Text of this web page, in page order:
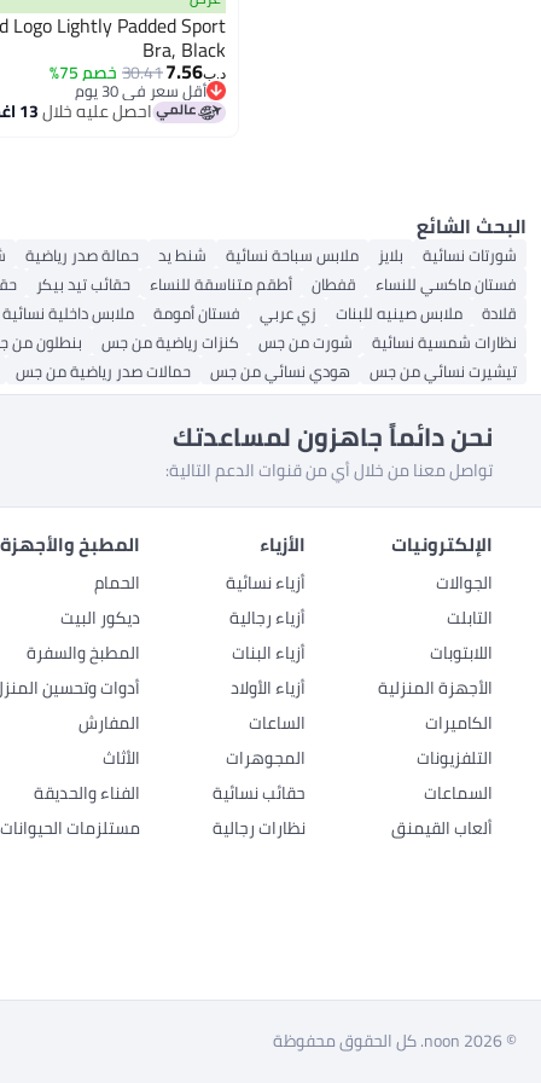
Logo Lightly Padded Sport
Bra, Black
د.ب‏7.56
30.41خصم 75%
أقل سعر في 30 يوم
أقل سعر في 30 يوماحصل عليه خلال13 اغسطس
البحث الشائع
شورتات نسائية بلايز ملابس سباحة نسائية شنط يد حمالة صدر رياضية
فستان ماكسي للنساء
قفطان أطقم متناسقة للنساء حقائب تيد بيكر
قلادة
ملابس صينيه للبنات زي عربي فستان أمومة
ملابس داخلية نسائية
نظارات شمسية نسائية
شورت من جس كنزات رياضية من جس
بنطلون
تيشيرت نسائي من جس
هودي نسائي من جس حمالات صدر رياضية من جس
نحن دائماً جاهزون لمساعدتك
تواصل معنا من خلال أي من قنوات الدعم التالية:
الإلكترونيات
الجوالات
التابلت
اللابتوبات
الأجهزة المنزلية
الكاميرات
التلفزيونات
السماعات
ألعاب القيمنق
الأزياء
أزياء نسائية
أزياء رجالية
أزياء البنات
أزياء الأولاد
الساعات
المجوهرات
حقائب نسائية
نظارات رجالية
المطبخ
الحمام
ديكور البيت
المطبخ والسفرة
أدوات وتحسين
المفارش
الأثاث
الفناء والحديقة
مستلزمات الحيوانات
© 2026 noon. كل الحقوق محفوظة